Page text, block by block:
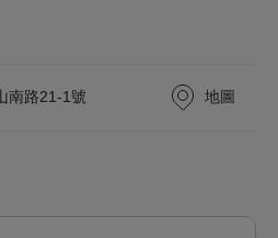
南路21-1號 地圖